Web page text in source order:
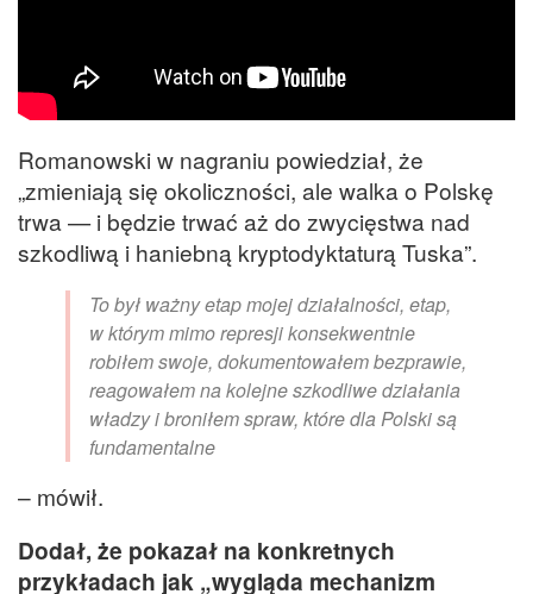
Romanowski w nagraniu powiedział, że
„zmieniają się okoliczności, ale walka o Polskę
trwa — i będzie trwać aż do zwycięstwa nad
szkodliwą i haniebną kryptodyktaturą Tuska”.
To był ważny etap mojej działalności, etap,
w którym mimo represji konsekwentnie
robiłem swoje, dokumentowałem bezprawie,
reagowałem na kolejne szkodliwe działania
władzy i broniłem spraw, które dla Polski są
fundamentalne
– mówił.
Dodał, że pokazał na konkretnych
przykładach jak „wygląda mechanizm